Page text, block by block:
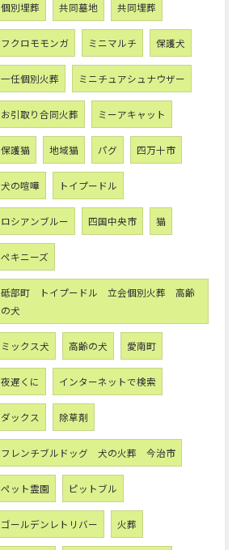
個別埋葬 共同墓地 共同埋葬
フクロモモンガ ミニマルチ 保護犬
一任個別火葬 ミニチュアシュナウザー
お引取り合同火葬 ミーアキャット
保護猫 地域猫 パグ 四万十市
犬の喧嘩 トイプードル
ロシアンブルー 四国中央市 猫
ペキニーズ
砥部町 トイプードル 立会個別火葬 高齢
の犬
ミックス犬 高齢の犬 愛南町
夜遅くに インターネットで検索
ダックス 除草剤
フレンチブルドッグ 犬の火葬 今治市
ペット霊園 ピットブル
ゴールデンレトリバー 火葬